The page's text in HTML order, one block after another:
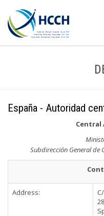
España - Autoridad
Central
Subdirección General de
Address: